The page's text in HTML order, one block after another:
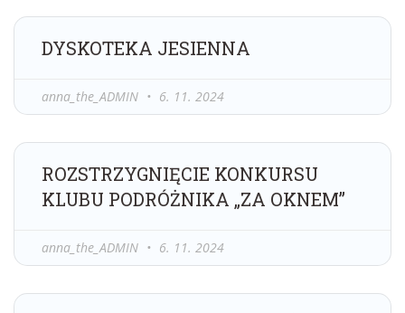
DYSKOTEKA JESIENNA
anna_the_ADMIN 6. 11. 2024
ROZSTRZYGNIĘCIE KONKURSU
KLUBU PODRÓŻNIKA „ZA OKNEM”
anna_the_ADMIN 6. 11. 2024